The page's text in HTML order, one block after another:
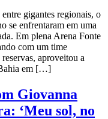
gigantes regionais, o
se enfrentaram em uma
Em plena Arena Fonte
com um time
aproveitou a
em […]
Giovanna
‘Meu sol, no